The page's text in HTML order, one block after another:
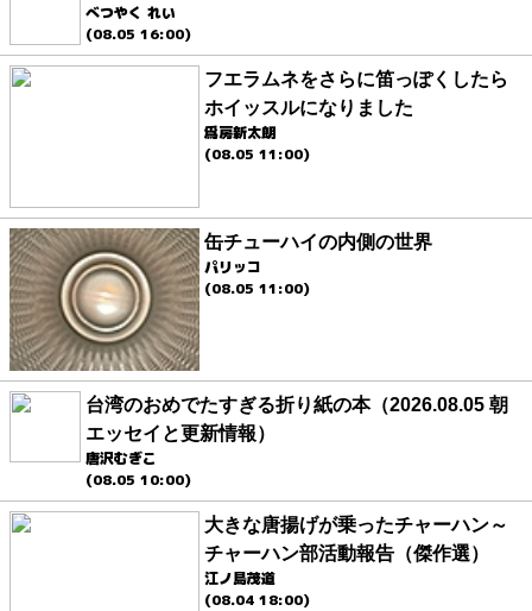
べつやく れい
(08.05 16:00)
フエラムネをさらに笛っぽくしたら
ホイッスルになりました
爲房新太朗
(08.05 11:00)
缶チューハイの内側の世界
パリッコ
(08.05 11:00)
台湾のおめでたすぎる折り紙の本（2026.08.05 朝
エッセイと更新情報）
唐沢むぎこ
(08.05 10:00)
大きな唐揚げが乗ったチャーハン～
チャーハン部活動報告（傑作選）
江ノ島茂道
(08.04 18:00)